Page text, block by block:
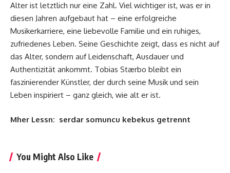
Alter ist letztlich nur eine Zahl. Viel wichtiger ist, was er in
diesen Jahren aufgebaut hat – eine erfolgreiche
Musikerkarriere, eine liebevolle Familie und ein ruhiges,
zufriedenes Leben. Seine Geschichte zeigt, dass es nicht auf
das Alter, sondern auf Leidenschaft, Ausdauer und
Authentizität ankommt. Tobias Stærbo bleibt ein
faszinierender Künstler, der durch seine Musik und sein
Leben inspiriert – ganz gleich, wie alt er ist.
Mher Lessn: serdar somuncu kebekus getrennt
You Might Also Like